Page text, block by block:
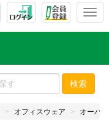
T
l
e
n
検索
オフィスウェア オーバ